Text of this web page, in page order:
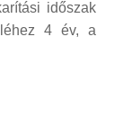
időszak
4 év, a